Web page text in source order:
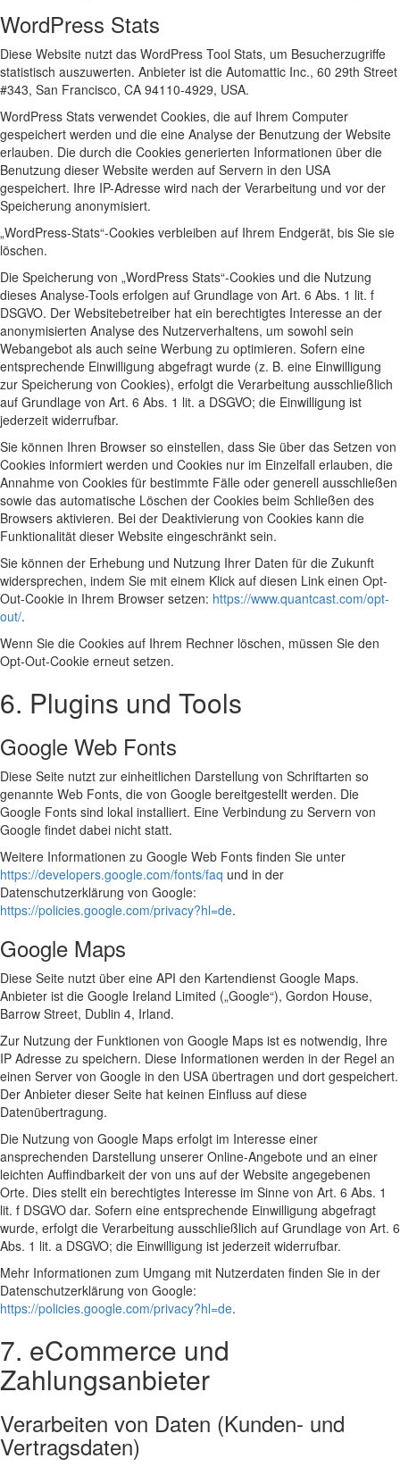
WordPress Stats
Diese Website nutzt das WordPress Tool Stats, um Besucherzugriffe
statistisch auszuwerten. Anbieter ist die Automattic Inc., 60 29th Street
#343, San Francisco, CA 94110-4929, USA.
WordPress Stats verwendet Cookies, die auf Ihrem Computer
gespeichert werden und die eine Analyse der Benutzung der Website
erlauben. Die durch die Cookies generierten Informationen über die
Benutzung dieser Website werden auf Servern in den USA
gespeichert. Ihre IP-Adresse wird nach der Verarbeitung und vor der
Speicherung anonymisiert.
„WordPress-Stats“-Cookies verbleiben auf Ihrem Endgerät, bis Sie sie
löschen.
Die Speicherung von „WordPress Stats“-Cookies und die Nutzung
dieses Analyse-Tools erfolgen auf Grundlage von Art. 6 Abs. 1 lit. f
DSGVO. Der Websitebetreiber hat ein berechtigtes Interesse an der
anonymisierten Analyse des Nutzerverhaltens, um sowohl sein
Webangebot als auch seine Werbung zu optimieren. Sofern eine
entsprechende Einwilligung abgefragt wurde (z. B. eine Einwilligung
zur Speicherung von Cookies), erfolgt die Verarbeitung ausschließlich
auf Grundlage von Art. 6 Abs. 1 lit. a DSGVO; die Einwilligung ist
jederzeit widerrufbar.
Sie können Ihren Browser so einstellen, dass Sie über das Setzen von
Cookies informiert werden und Cookies nur im Einzelfall erlauben, die
Annahme von Cookies für bestimmte Fälle oder generell ausschließen
sowie das automatische Löschen der Cookies beim Schließen des
Browsers aktivieren. Bei der Deaktivierung von Cookies kann die
Funktionalität dieser Website eingeschränkt sein.
Sie können der Erhebung und Nutzung Ihrer Daten für die Zukunft
widersprechen, indem Sie mit einem Klick auf diesen Link einen Opt-
Out-Cookie in Ihrem Browser setzen: https://www.quantcast.com/opt-
out/.
Wenn Sie die Cookies auf Ihrem Rechner löschen, müssen Sie den
Opt-Out-Cookie erneut setzen.
6. Plugins und Tools
Google Web Fonts
Diese Seite nutzt zur einheitlichen Darstellung von Schriftarten so
genannte Web Fonts, die von Google bereitgestellt werden. Die
Google Fonts sind lokal installiert. Eine Verbindung zu Servern von
Google findet dabei nicht statt.
Weitere Informationen zu Google Web Fonts finden Sie unter
https://developers.google.com/fonts/faq und in der
Datenschutzerklärung von Google:
https://policies.google.com/privacy?hl=de.
Google Maps
Diese Seite nutzt über eine API den Kartendienst Google Maps.
Anbieter ist die Google Ireland Limited („Google“), Gordon House,
Barrow Street, Dublin 4, Irland.
Zur Nutzung der Funktionen von Google Maps ist es notwendig, Ihre
IP Adresse zu speichern. Diese Informationen werden in der Regel an
einen Server von Google in den USA übertragen und dort gespeichert.
Der Anbieter dieser Seite hat keinen Einfluss auf diese
Datenübertragung.
Die Nutzung von Google Maps erfolgt im Interesse einer
ansprechenden Darstellung unserer Online-Angebote und an einer
leichten Auffindbarkeit der von uns auf der Website angegebenen
Orte. Dies stellt ein berechtigtes Interesse im Sinne von Art. 6 Abs. 1
lit. f DSGVO dar. Sofern eine entsprechende Einwilligung abgefragt
wurde, erfolgt die Verarbeitung ausschließlich auf Grundlage von Art. 6
Abs. 1 lit. a DSGVO; die Einwilligung ist jederzeit widerrufbar.
Mehr Informationen zum Umgang mit Nutzerdaten finden Sie in der
Datenschutzerklärung von Google:
https://policies.google.com/privacy?hl=de.
7. eCommerce und
Zahlungsanbieter
Verarbeiten von Daten (Kunden- und
Vertragsdaten)